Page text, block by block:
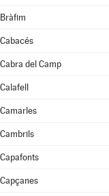
Bràfim
Cabacés
Cabra del Camp
Calafell
Camarles
Cambrils
Capafonts
Capçanes